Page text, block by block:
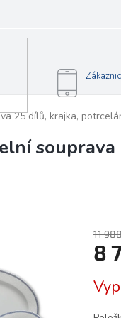
25 dílů, krajka,
11
8
cena: